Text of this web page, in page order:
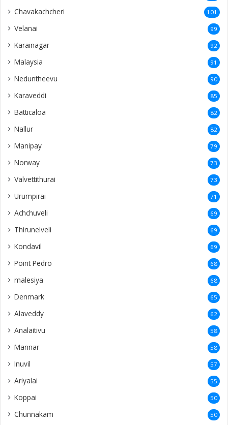
Chavakachcheri 101
Velanai 99
Karainagar 92
Malaysia 91
Neduntheevu 90
Karaveddi 85
Batticaloa 82
Nallur 82
Manipay 79
Norway 73
Valvettithurai 73
Urumpirai 71
Achchuveli 69
Thirunelveli 69
Kondavil 69
Point Pedro 68
malesiya 68
Denmark 65
Alaveddy 62
Analaitivu 58
Mannar 58
Inuvil 57
Ariyalai 55
Koppai 50
Chunnakam 50